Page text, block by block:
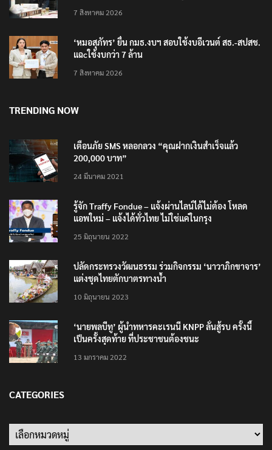
7 สิงหาคม 2026
‘หมอสุภัทร’ ยื่น กมธ.งบฯ สอบใช้งบอีเวนต์ สธ.-สปสช.
แฉcใช้งบกว่า 7 ล้าน
7 สิงหาคม 2026
TRENDING NOW
เตือนภัย SMS หลอกลวง “คุณฝากเงินสำเร็จแล้ว
200,000 บาท”
24 มีนาคม 2021
รู้จัก Traffy Fondue – แจ้งผ่านไลน์ได้ไม่ต้อง โหลด
แอพใหม่ – แจ้งได้ทั่วไทย ไม่ใช่แค่ในกรุง
25 มิถุนายน 2022
ปลัดกระทรวงวัฒนธรรม ร่วมกิจกรรม ‘นาวาภิกขาจาร’
แต่งชุดไทยตักบาตรทางน้ำ
10 มิถุนายน 2023
‘นายพลบีทู’ ผู้นำทหารคะเรนนี KNPP ลั่นสู้รบ ครั้งนี้
เป็นครั้งสุดท้าย ที่ประชาชนต้องชนะ
13 มกราคม 2022
CATEGORIES
Categories